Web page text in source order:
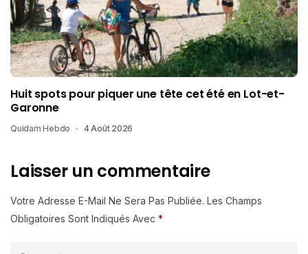
Huit spots pour piquer une tête cet été en Lot-et-
Garonne
Quidam Hebdo 4 Août 2026
Laisser un commentaire
Votre Adresse E-Mail Ne Sera Pas Publiée. Les Champs
Obligatoires Sont Indiqués Avec *